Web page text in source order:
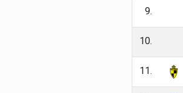
9.
10.
11.